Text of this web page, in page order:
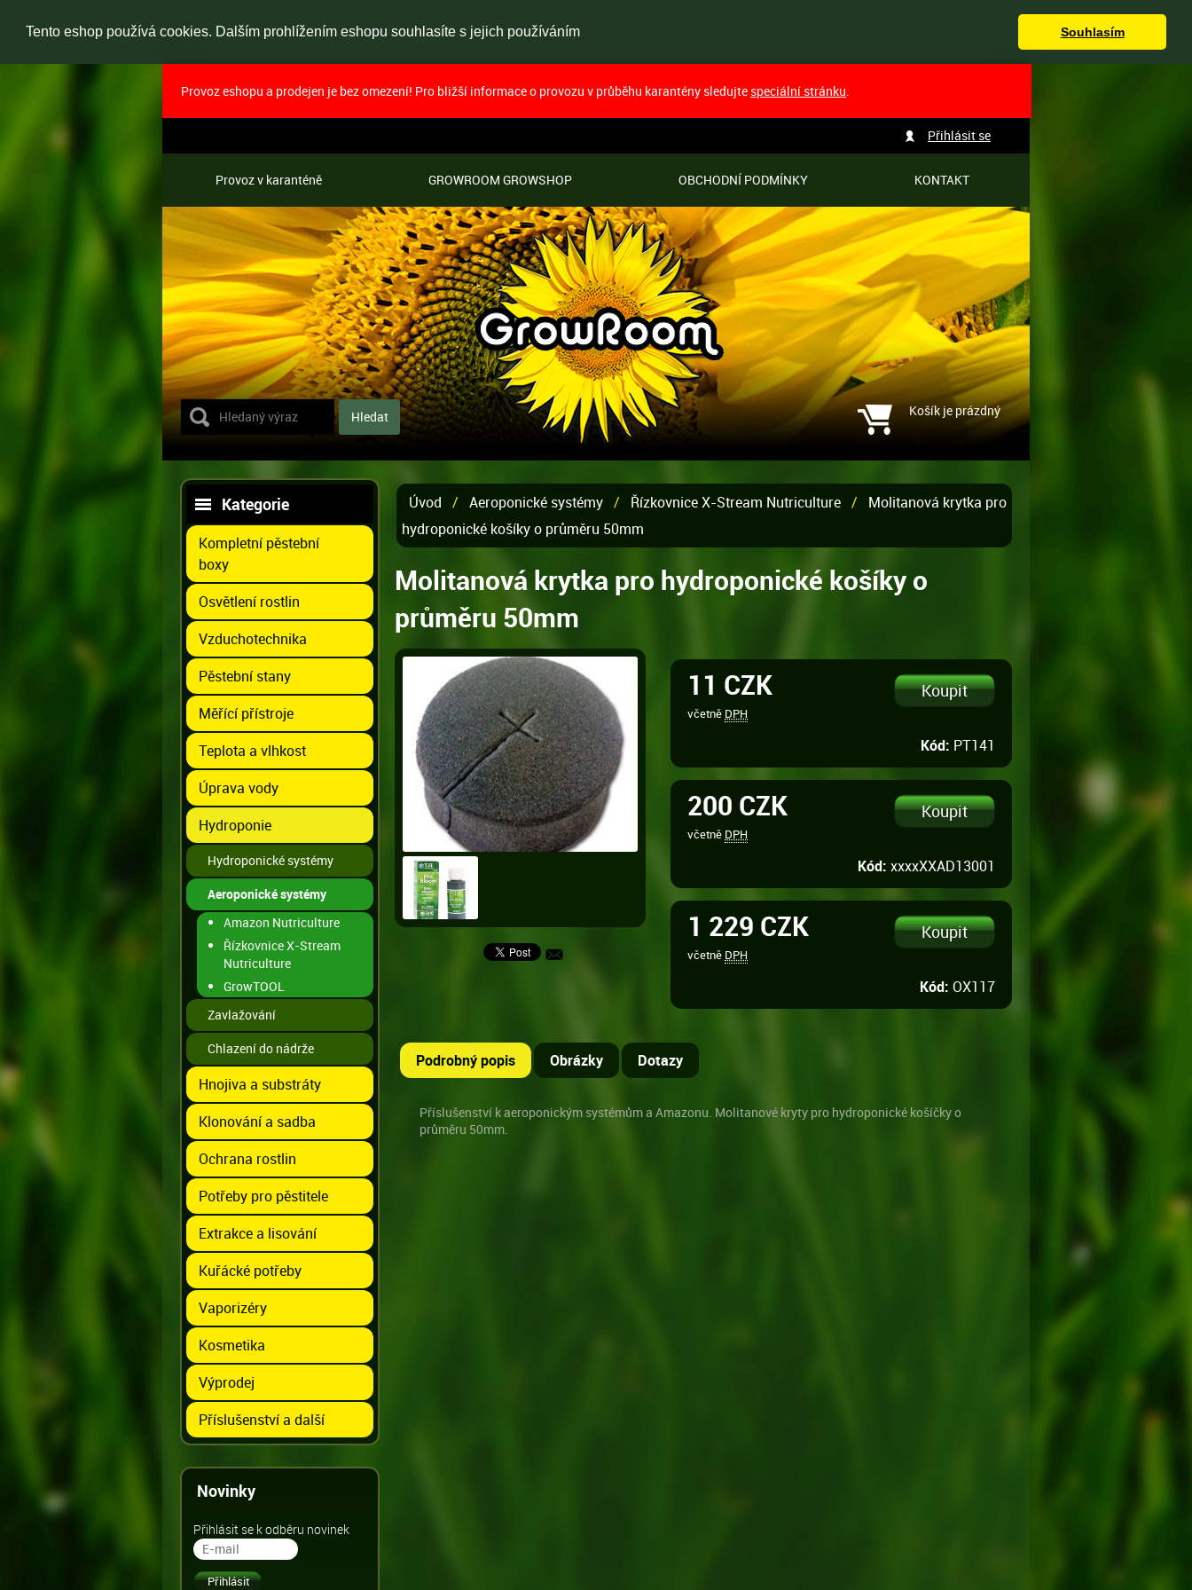
Tento eshop používá cookies. Dalším prohlížením eshopu souhlasíte s jejich používáním Souhlasím
Provoz eshopu a prodejen je bez omezení! Pro bližší informace o provozu v průběhu karantény sledujte speciální stránku
Provoz v karanténě GROWROOM GROWSHOP OBCHODNÍ PODMÍNKY KONTAKT
Přihlásit se
Košík je prázdný
Kategorie
Kompletní pěstební
boxy
Osvětlení rostlin
Vzduchotechnika
Pěstební stany
Měřící přístroje
Teplota a vlhkost
Úprava vody
Hydroponie
Hydroponické systémy
Aeroponické systémy
Amazon Nutriculture
Řízkovnice X-Stream
Nutriculture
GrowTOOL
Zavlažování
Chlazení do nádrže
Hnojiva a substráty
Klonování a sadba
Ochrana rostlin
Potřeby pro pěstitele
Extrakce a lisování
Kuřácké potřeby
Vaporizéry
Kosmetika
Výprodej
Příslušenství a další
Novinky
Přihlásit se k odběru novinek
Úvod / Aeroponické systémy / Řízkovnice X-Stream Nutriculture /
Molitanová krytka pro
hydroponické košíky o průměru 50mm
Molitanová krytka pro hydroponické košíky o
průměru 50mm
11 CZK
včetně DPH
Kód: PT141
200 CZK
včetně DPH
Kód: xxxxXXAD13001
1 229 CZK
včetně DPH
Kód: OX117
Podrobný popis Obrázky Dotazy
Příslušenství k aeroponickým systémům a Amazonu. Molitanové kryty pro hydroponické košíčky o
průměru 50mm.